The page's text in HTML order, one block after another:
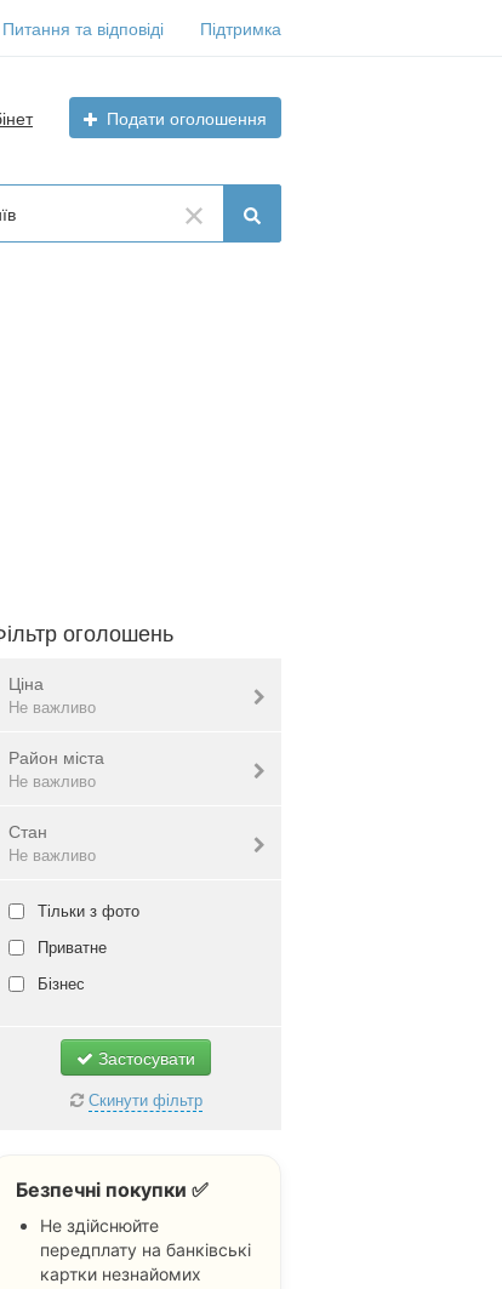
Питання та відповіді Підтримка
Подати оголошення
оголошень
Ціна
Не важливо
Валюта:грн.
Не важливо
Район міста
Не важливо
Голосіївський
Деснянський
Дніпровський
Оболонський
Подольський
Святошинський
Не важливо
Стан
Не важливо
Нове
Б/в
Не важливо
Тільки з фото
Приватне
Бізнес
Застосувати
Скинути фільтр
Безпечні покупки ✅
Не здійснюйте
передплату на банківські
картки незнайомих